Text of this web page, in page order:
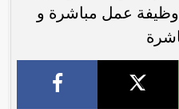
بدورة يوفر حوالى 1500 وظيفة عمل مباشرة و